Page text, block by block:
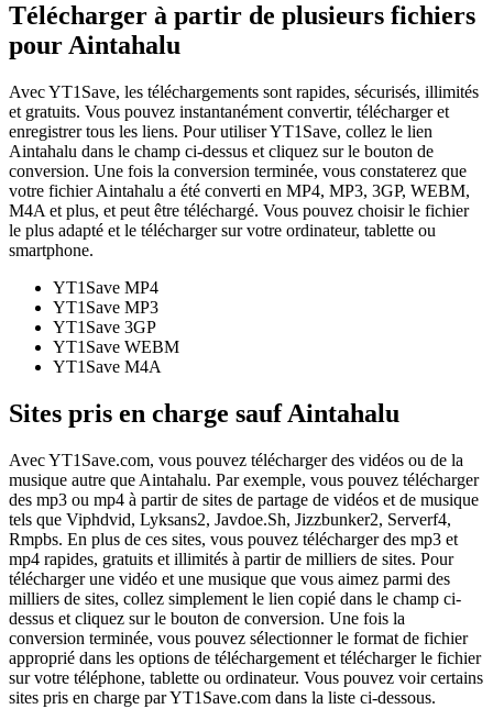
Télécharger à partir de plusieurs fichiers
pour Aintahalu
Avec YT1Save, les téléchargements sont rapides, sécurisés, illimités
et gratuits. Vous pouvez instantanément convertir, télécharger et
enregistrer tous les liens. Pour utiliser YT1Save, collez le lien
Aintahalu dans le champ ci-dessus et cliquez sur le bouton de
conversion. Une fois la conversion terminée, vous constaterez que
votre fichier Aintahalu a été converti en MP4, MP3, 3GP, WEBM,
M4A et plus, et peut être téléchargé. Vous pouvez choisir le fichier
le plus adapté et le télécharger sur votre ordinateur, tablette ou
smartphone.
YT1Save MP4
YT1Save MP3
YT1Save 3GP
YT1Save WEBM
YT1Save M4A
Sites pris en charge sauf Aintahalu
Avec YT1Save.com, vous pouvez télécharger des vidéos ou de la
musique autre que Aintahalu. Par exemple, vous pouvez télécharger
des mp3 ou mp4 à partir de sites de partage de vidéos et de musique
tels que Viphdvid, Lyksans2, Javdoe.Sh, Jizzbunker2, Serverf4,
Rmpbs. En plus de ces sites, vous pouvez télécharger des mp3 et
mp4 rapides, gratuits et illimités à partir de milliers de sites. Pour
télécharger une vidéo et une musique que vous aimez parmi des
milliers de sites, collez simplement le lien copié dans le champ ci-
dessus et cliquez sur le bouton de conversion. Une fois la
conversion terminée, vous pouvez sélectionner le format de fichier
approprié dans les options de téléchargement et télécharger le fichier
sur votre téléphone, tablette ou ordinateur. Vous pouvez voir certains
sites pris en charge par YT1Save.com dans la liste ci-dessous.